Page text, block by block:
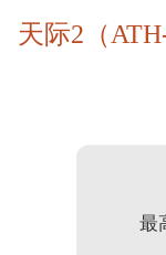
天际2（
最